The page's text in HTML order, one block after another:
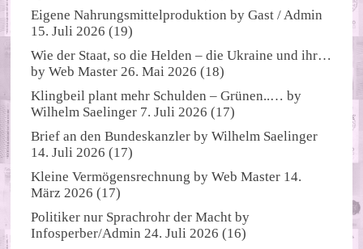
Eigene Nahrungsmittelproduktion byGast / Admin
15. Juli 2026 (19)
Wie der Staat, so die Helden – die Ukraine und ihr…
byWeb Master 26. Mai 2026 (18)
Klingbeil plant mehr Schulden – Grünen..… by
Wilhelm Saelinger 7. Juli 2026 (17)
Brief an den Bundeskanzler byWilhelm Saelinger
14. Juli 2026 (17)
Kleine Vermögensrechnung byWeb Master 14.
März 2026 (17)
Politiker nur Sprachrohr der Macht by
Infosperber/Admin 24. Juli 2026 (16)